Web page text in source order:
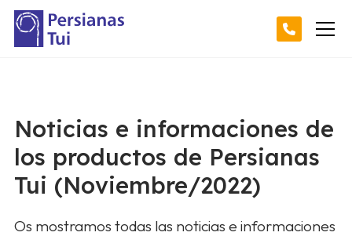
Noticias e informaciones de
los productos de Persianas
Tui (Noviembre/2022)
Os mostramos todas las noticias e informaciones